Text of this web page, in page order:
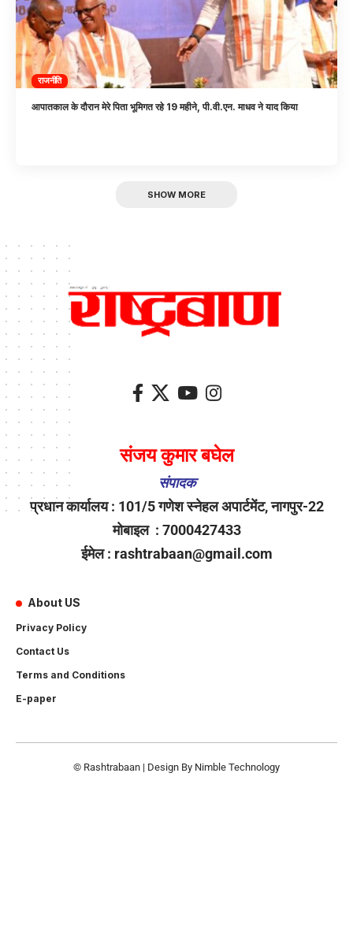
राजनीति
आपातकाल के दौरान मेरे पिता भूमिगत रहे 19 महीने, पी.वी.एन. माधव ने याद किया
SHOW MORE
संजय कुमार बघेल
संपादक
प्रधान कार्यालय : 101/5 गणेश स्नेहल अपार्टमेंट, नागपुर-22
मोबाइल : 7000427433
ईमेल : rashtrabaan@gmail.com
About US
Privacy Policy
Contact Us
Terms and Conditions
E-paper
© Rashtrabaan | Design By Nimble Technology